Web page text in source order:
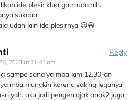
ide plesir kluarga muda nih.
sukaaa
udah lain ide plesirnya 😉😆
2023 at 11:45 am
Reply
sampe sana ya mba jam 12.30-an
mba mungkin karena saking leganya
yah. aku jadi pengen ajak anak2 juga